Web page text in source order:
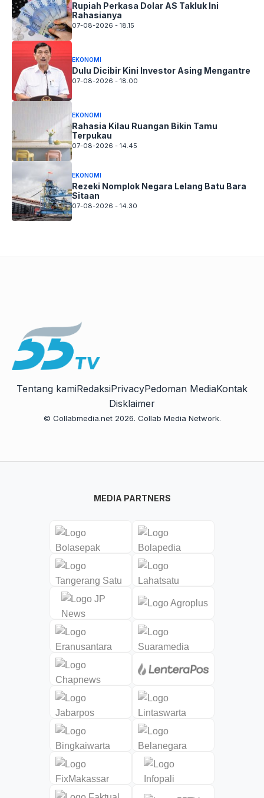
Rupiah Perkasa Dolar AS Takluk Ini
Rahasianya
07-08-2026 - 18.15
EKONOMI
Dulu Dicibir Kini Investor Asing Mengantre
07-08-2026 - 18.00
EKONOMI
Rahasia Kilau Ruangan Bikin Tamu
Terpukau
07-08-2026 - 14.45
EKONOMI
Rezeki Nomplok Negara Lelang Batu Bara
Sitaan
07-08-2026 - 14.30
Tentang kamiRedaksiPrivacyPedoman MediaKontak
Disklaimer
© Collabmedia.net 2026. Collab Media Network.
MEDIA PARTNERS